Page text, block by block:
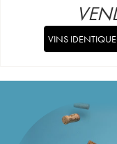
VINS